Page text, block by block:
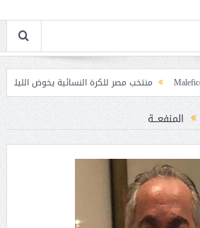
منتخب مصر للكرة النسائية يخوض الليلة مباراة وداع أمم
المنفعـــة